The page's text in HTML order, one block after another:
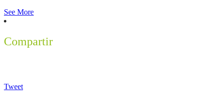
See More
Compartir
Tweet